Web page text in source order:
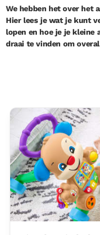
We hebben het over het
Hier lees je wat je kunt
lopen en hoe je je kleine
draai te vinden om